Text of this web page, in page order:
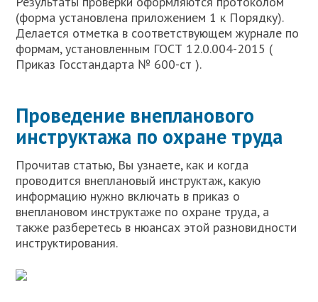
(форма установлена приложением 1 к Порядку).
Делается отметка в соответствующем журнале по
формам, установленным ГОСТ 12.0.004-2015 (
Приказ Госстандарта № 600-ст ).
Проведение внепланового
инструктажа по охране труда
Прочитав статью, Вы узнаете, как и когда
проводится внеплановый инструктаж, какую
информацию нужно включать в приказ о
внеплановом инструктаже по охране труда, а
также разберетесь в нюансах этой разновидности
инструктирования.